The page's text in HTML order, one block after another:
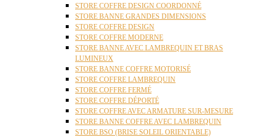
STORE COFFRE DESIGN COORDONNÉ
STORE BANNE GRANDES DIMENSIONS
STORE COFFRE DESIGN
STORE COFFRE MODERNE
STORE BANNE AVEC LAMBREQUIN ET BRAS
LUMINEUX
STORE BANNE COFFRE MOTORISÉ
STORE COFFRE LAMBREQUIN
STORE COFFRE FERMÉ
STORE COFFRE DÉPORTÉ
STORE COFFRE AVEC ARMATURE SUR-MESURE
STORE BANNE COFFRE AVEC LAMBREQUIN
STORE BSO (BRISE SOLEIL ORIENTABLE)